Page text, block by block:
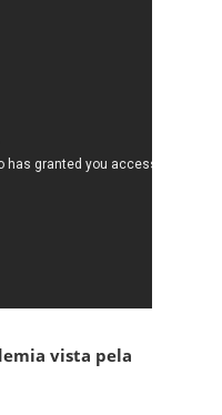
vista pela